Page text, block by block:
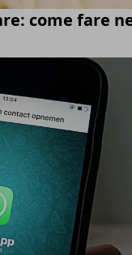
come fare